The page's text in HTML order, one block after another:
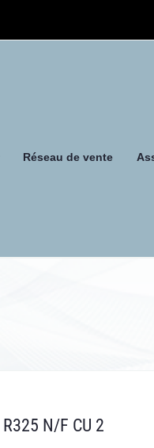
Réseau de vente
R325 N/F CU 2